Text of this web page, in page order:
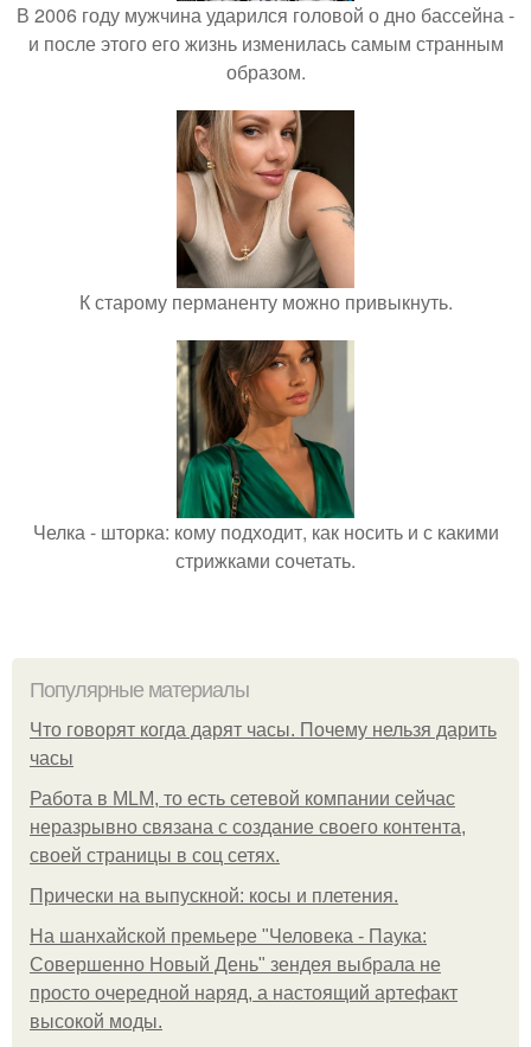
В 2006 году мужчина ударился головой о дно бассейна -
и после этого его жизнь изменилась самым странным
образом.
К старому перманенту можно привыкнуть.
Челка - шторка: кому подходит, как носить и с какими
стрижками сочетать.
Популярные материалы
Что говорят когда дарят часы. Почему нельзя дарить
часы
Работа в MLM, то есть сетевой компании сейчас
неразрывно связана с создание своего контента,
своей страницы в соц сетях.
Прически на выпускной: косы и плетения.
На шанхайской премьере "Человека - Паука:
Совершенно Новый День" зендея выбрала не
просто очередной наряд, а настоящий артефакт
высокой моды.